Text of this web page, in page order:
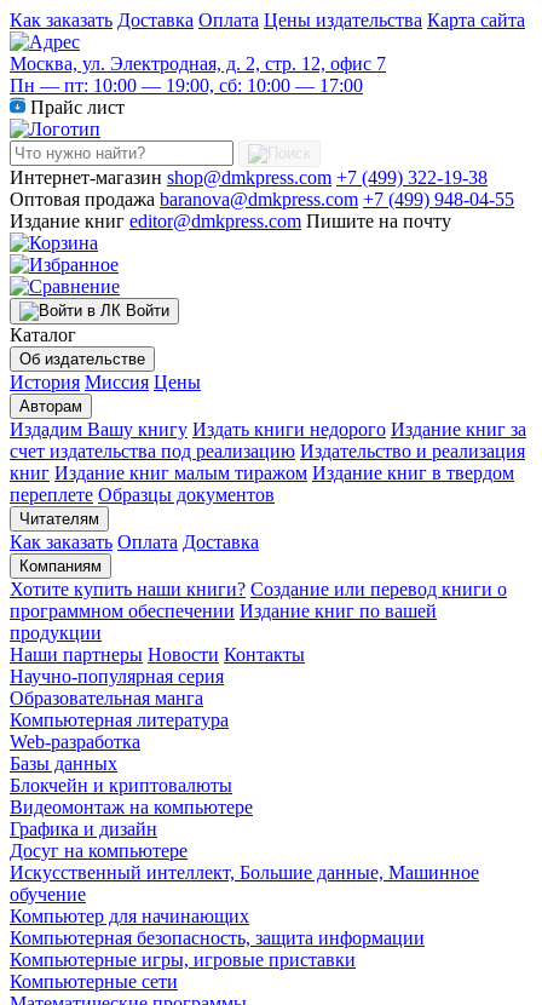
Как заказать Доставка Оплата Цены издательства Карта сайта
Москва, ул. Электродная, д. 2, стр. 12, офис 7
Пн — пт: 10:00 — 19:00, сб: 10:00 — 17:00
Прайс лист
Интернет-магазин shop@dmkpress.com +7 (499) 322-19-38
Оптовая продажа baranova@dmkpress.com +7 (499) 948-04-55
Издание книг editor@dmkpress.com Пишите на почту
Войти
Каталог
Об издательстве
История Миссия Цены
Авторам
Издадим Вашу книгу Издать книги недорого Издание книг за
счет издательства под реализацию Издательство и реализация
книг Издание книг малым тиражом Издание книг в твердом
переплете Образцы документов
Читателям
Как заказать Оплата Доставка
Компаниям
Хотите купить наши книги? Создание или перевод книги о
программном обеспечении Издание книг по вашей
продукции
Наши партнеры Новости Контакты
Научно-популярная серия
Образовательная манга
Компьютерная литература
Web-разработка
Базы данных
Блокчейн и криптовалюты
Видеомонтаж на компьютере
Графика и дизайн
Досуг на компьютере
Искусственный интеллект, Большие данные, Машинное
обучение
Компьютер для начинающих
Компьютерная безопасность, защита информации
Компьютерные игры, игровые приставки
Компьютерные сети